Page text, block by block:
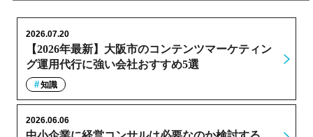
【2026年最新】大阪市のコンテンツマーケティン
グ運用代行に強い会社おすすめ5選
2026.07.20
知識
2026.06.06